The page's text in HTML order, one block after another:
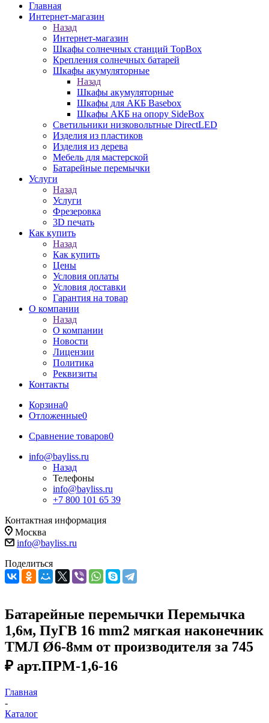
Главная
Интернет-магазин
Назад
Интернет-магазин
Шкафы солнечных станций TopBox
Крепления солнечных батарей
Шкафы акумуляторные
Назад
Шкафы акумуляторные
Шкафы для АКБ Basebox
Шкафы АКБ на опору SideBox
Светильники низковольтные DirectLED
Изделия из пластиков
Изделия из дерева
Мебель для мастерской
Батарейные перемычки
Услуги
Назад
Услуги
Фрезеровка
3D печать
Как купить
Назад
Как купить
Цены
Условия оплаты
Условия доставки
Гарантия на товар
О компании
Назад
О компании
Новости
Лицензии
Политика
Реквизиты
Контакты
Корзина0
Отложенные0
Сравнение товаров0
info@bayliss.ru
Назад
Телефоны
info@bayliss.ru
+7 800 101 65 39
Контактная информация
Москва
info@bayliss.ru
Поделиться
Батарейные перемычки Перемычка
1,6м, ПуГВ 16 mm2 мягкая наконечник
ТМЛ Ø6-8мм от производителя за 745
₽ арт.ПРМ-1,6-16
Главная
-
Каталог